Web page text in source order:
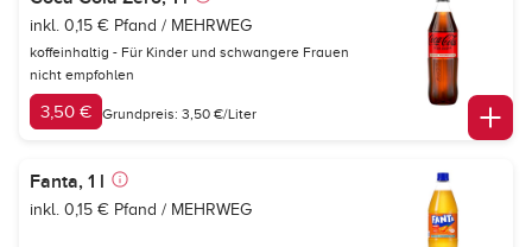
inkl. 0,15 € Pfand / MEHRWEG
koffeinhaltig - Für Kinder und schwangere Frauen
nicht empfohlen
3,50 € Grundpreis: 3,50 €/Liter
Fanta, 1 l
inkl. 0,15 € Pfand / MEHRWEG